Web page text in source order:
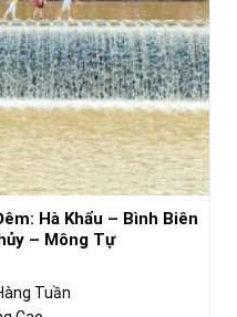
Hà Khẩu – Bình Biên
– Mông Tự
Tuần